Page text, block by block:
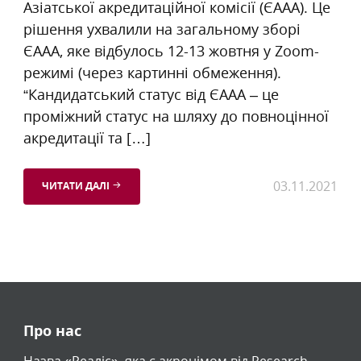
Азіатської акредитаційної комісії (ЄААА). Це
рішення ухвалили на загальному зборі
ЄААА, яке відбулось 12-13 жовтня у Zoom-
режимі (через картинні обмеження).
“Кандидатський статус від ЄААА – це
проміжний статус на шляху до повноцінної
акредитації та […]
ЧИТАТИ ДАЛІ 03.11.2021
Про нас